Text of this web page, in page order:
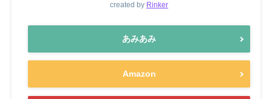
created by Rinker
あみあみ
Amazon